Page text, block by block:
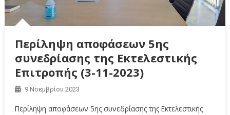
Περίληψη αποφάσεων 5ης
συνεδρίασης της Εκτελεστικής
Επιτροπής (3-11-2023)
9 Νοεμβρίου 2023
Περίληψη αποφάσεων 5ης συνεδρίασης της Εκτελεστικής